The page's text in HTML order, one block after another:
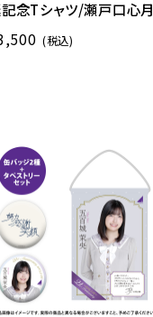
念Tシャツ/瀬戸口心月
(税込)